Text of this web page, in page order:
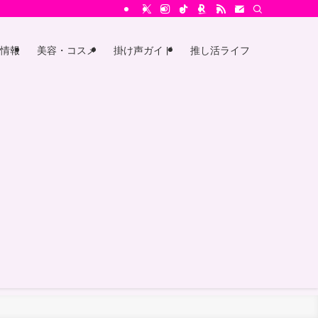
報 美容・コスメ 掛け声ガイド 推し活ライフ